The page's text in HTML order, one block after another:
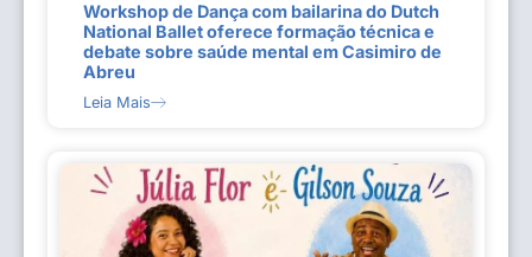
Workshop de Dança com bailarina do Dutch
National Ballet oferece formação técnica e
debate sobre saúde mental em Casimiro de
Abreu
Leia Mais